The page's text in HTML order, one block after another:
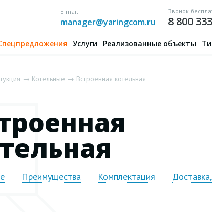
E-mail
manager@yaringcom.ru
Звонок
8 800
Услуги Реализованные объекты
→ Котельные → Встроенная котельная
Преимущества Комплектация